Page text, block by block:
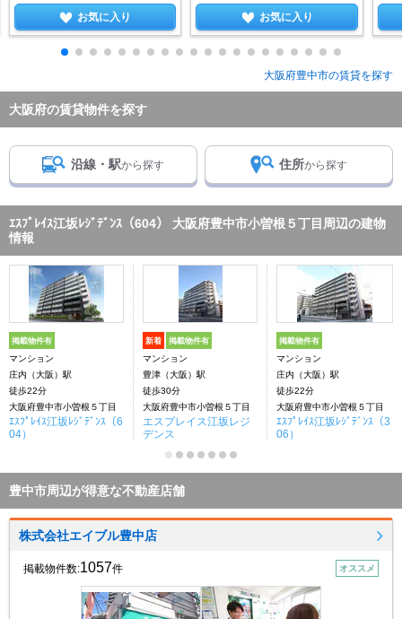
お気に入り お気に入り
大阪府豊中市の賃貸を探す
大阪府の賃貸物件を探す
沿線・駅から探す 住所から探す
ｴｽﾌﾟﾚｲｽ江坂ﾚｼﾞﾃﾞﾝｽ（604） 大阪府豊中市小曽根５丁目周辺の建物
情報
掲載物件有
マンション
庄内（大阪）駅
徒歩22分
大阪府豊中市小曽根５丁目
ｴｽﾌﾟﾚｲｽ江坂ﾚｼﾞﾃﾞﾝｽ（6
04）
新着 掲載物件有
マンション
豊津（大阪）駅
徒歩30分
大阪府豊中市小曽根５丁目
エスプレイス江坂レジ
デンス
掲載物件有
マンション
庄内（大阪）駅
徒歩22分
大阪府豊中市小曽根５丁目
ｴｽﾌﾟﾚｲｽ江坂ﾚｼﾞﾃﾞﾝｽ（3
06）
豊中市周辺が得意な不動産店舗
株式会社エイブル豊中店
掲載物件数:1057件 オススメ